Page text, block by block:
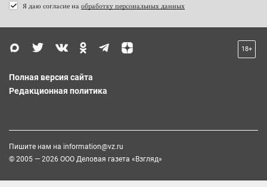
Я даю согласие на обработку персональных данных
18+
Полная версия сайта
Редакционная политика
Пишите нам на information@vz.ru
© 2005 — 2026 ООО Деловая газета «Взгляд»